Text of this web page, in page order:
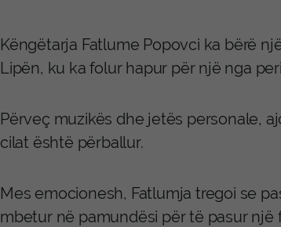
Këngëtarja Fatlume Popovci ka bërë
Lipën, ku ka folur hapur për një nga
Përveç muzikës dhe jetës personale,
cilat është përballur.
Mes emocionesh, Fatlumja tregoi se
mbetur në pamundësi për të pasur një